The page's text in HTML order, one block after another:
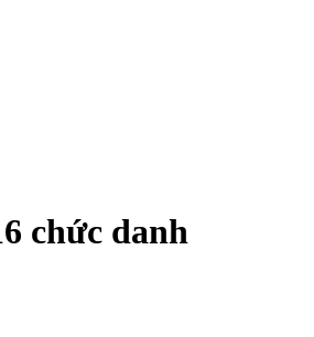
chức danh